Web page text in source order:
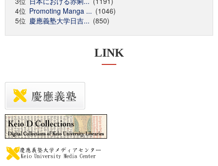
4位 Promoting Manga ... (1046)
5位 慶應義塾大学日吉... (850)
LINK